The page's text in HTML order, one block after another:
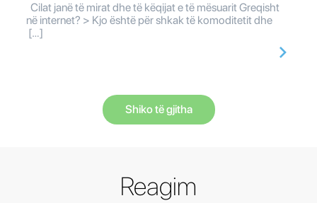
Cilat janë të mirat dhe të këqijat e të mësuarit Greqisht
në internet? > Kjo është për shkak të komoditetit dhe
[…]
Shiko të gjitha
Reagim